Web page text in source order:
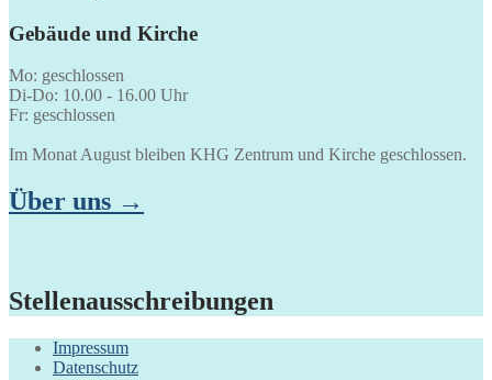
Gebäude und Kirche
Mo: geschlossen
Di-Do: 10.00 - 16.00 Uhr
Fr: geschlossen
Im Monat August bleiben KHG Zentrum und Kirche geschlossen.
Über uns →
Stellenausschreibungen
Impressum
Datenschutz